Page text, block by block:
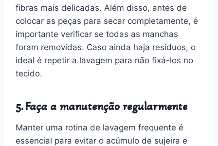
fibras mais delicadas. Além disso, antes de
colocar as peças para secar completamente, é
importante verificar se todas as manchas
foram removidas. Caso ainda haja resíduos, o
ideal é repetir a lavagem para não fixá-los no
tecido.
5. Faça a manutenção regularmente
Manter uma rotina de lavagem frequente é
essencial para evitar o acúmulo de sujeira e